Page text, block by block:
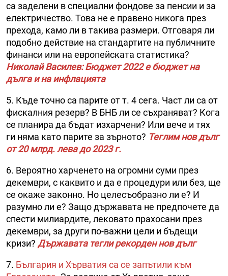
са заделени в специални фондове за пенсии и за
електричество. Това не е правено никога през
прехода, камо ли в такива размери. Отговаря ли
подобно действие на стандартите на публичните
финанси или на европейската статистика?
Николай Василев: Бюджет 2022 е бюджет на
дълга и на инфлацията
5. Къде точно са парите от т. 4 сега. Част ли са от
фискалния резерв? В БНБ ли се съхраняват? Кога
се планира да бъдат изхарчени? Или вече и тях
ги няма като парите за зърното? Теглим нов дълг
от 20 млрд. лева до 2023 г.
6. Вероятно харченето на огромни суми през
декември, с каквито и да е процедури или без, ще
се окаже законно. Но целесъобразно ли е? И
разумно ли е? Защо държавата не предпочете да
спести милиардите, лековато прахосани през
декември, за други по-важни цели и бъдещи
кризи? Държавата тегли рекорден нов дълг
7. България и Хърватия са се запътили към